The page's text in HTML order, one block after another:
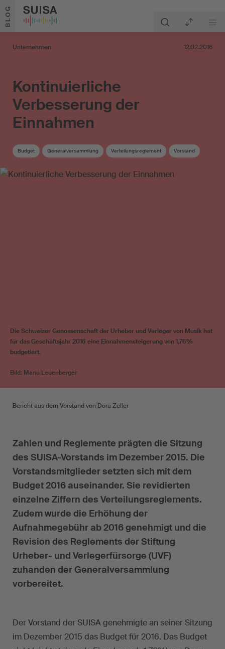
Zum Inhalt springen
BLOG
Unternehmen 12.02.2016
Kontinuierliche
Verbesserung der
Einnahmen
Budget Generalversammlung Verteilungsreglement Vorstand
Die Schweizer Genossenschaft der Urheber und Verleger von Musik hat
für das Geschäftsjahr 2016 eine Einnahmensteigerung von 1,76%
budgetiert.
Bild: Manu Leuenberger
Bericht aus dem Vorstand von Dora Zeller
Zahlen und Reglemente prägten die Sitzung
des SUISA-Vorstands im Dezember 2015. Die
Vorstandsmitglieder setzten sich mit dem
Budget 2016 auseinander. Sie revidierten
einzelne Ziffern des Verteilungsreglements.
Zudem wurde die Erhöhung der
Aufnahmegebühr ab 2016 genehmigt und die
Revision des Reglements der Stiftung
Urheber- und Verlegerfürsorge (UVF)
zuhanden der Generalversammlung
vorbereitet.
Der Vorstand der SUISA genehmigte an seiner Sitzung
im Dezember 2015 das Budget für 2016. Das Budget